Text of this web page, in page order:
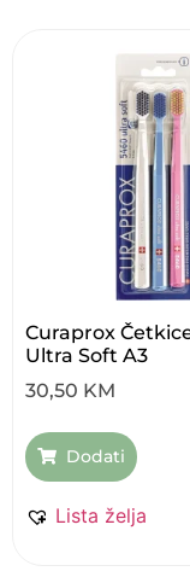
Curaprox
Ultra Soft A3
30,50 KM
Dodati
Lista želja